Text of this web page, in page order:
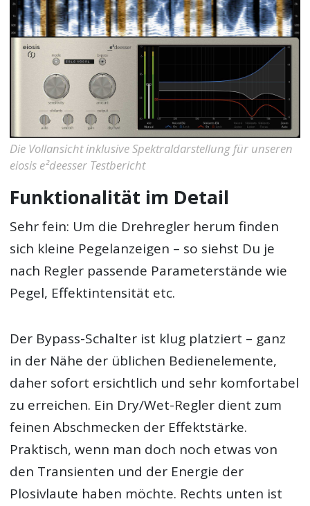
Die Vollansicht inklusive Spektraldarstellung für unseren
eiosis e²deesser Testbericht
Funktionalität im Detail
Sehr fein: Um die Drehregler herum finden
sich kleine Pegelanzeigen – so siehst Du je
nach Regler passende Parameterstände wie
Pegel, Effektintensität etc.
Der Bypass-Schalter ist klug platziert – ganz
in der Nähe der üblichen Bedienelemente,
daher sofort ersichtlich und sehr komfortabel
zu erreichen. Ein Dry/Wet-Regler dient zum
feinen Abschmecken der Effektstärke.
Praktisch, wenn man doch noch etwas von
den Transienten und der Energie der
Plosivlaute haben möchte. Rechts unten ist